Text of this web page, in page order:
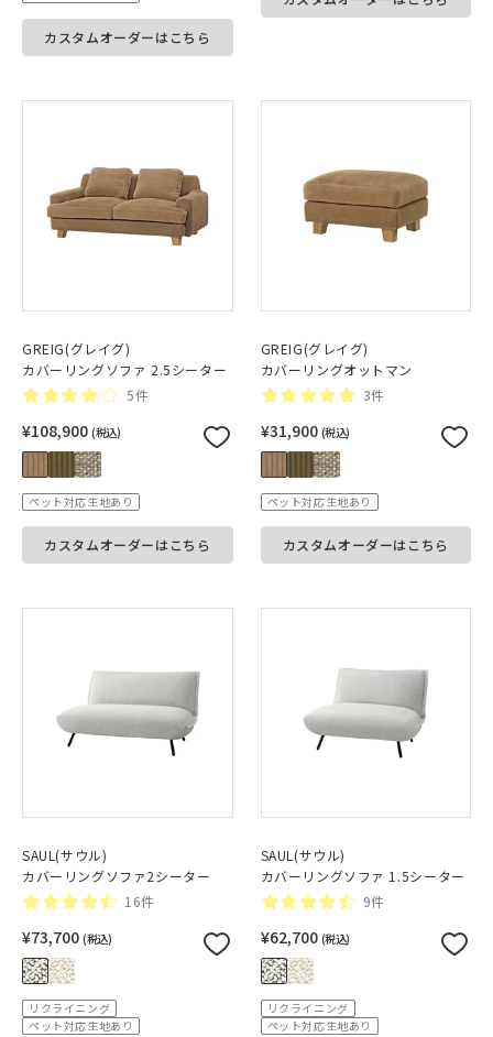
カスタムオーダーはこちら
GREIG(グレイグ)
カバーリングソファ 2.5シーター
5件
¥108,900 (税込)
ペット対応生地あり
カスタムオーダーはこちら
GREIG(グレイグ)
カバーリングオットマン
3件
¥31,900 (税込)
ペット対応生地あり
カスタムオーダーはこちら
SAUL(サウル)
カバーリングソファ2シーター
16件
¥73,700 (税込)
リクライニング
ペット対応生地あり
SAUL(サウル)
カバーリングソファ 1.5シーター
9件
¥62,700 (税込)
リクライニング
ペット対応生地あり